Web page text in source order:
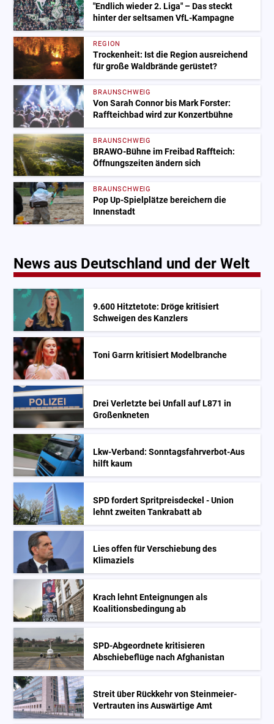
"Endlich wieder 2. Liga" – Das steckt
hinter der seltsamen VfL-Kampagne
REGION
Trockenheit: Ist die Region ausreichend
für große Waldbrände gerüstet?
BRAUNSCHWEIG
Von Sarah Connor bis Mark Forster:
Raffteichbad wird zur Konzertbühne
BRAUNSCHWEIG
BRAWO-Bühne im Freibad Raffteich:
Öffnungszeiten ändern sich
BRAUNSCHWEIG
Pop Up-Spielplätze bereichern die
Innenstadt
News aus Deutschland und der Welt
9.600 Hitztetote: Dröge kritisiert
Schweigen des Kanzlers
Toni Garrn kritisiert Modelbranche
Drei Verletzte bei Unfall auf L871 in
Großenkneten
Lkw-Verband: Sonntagsfahrverbot-Aus
hilft kaum
SPD fordert Spritpreisdeckel - Union
lehnt zweiten Tankrabatt ab
Lies offen für Verschiebung des
Klimaziels
Krach lehnt Enteignungen als
Koalitionsbedingung ab
SPD-Abgeordnete kritisieren
Abschiebeflüge nach Afghanistan
Streit über Rückkehr von Steinmeier-
Vertrauten ins Auswärtige Amt